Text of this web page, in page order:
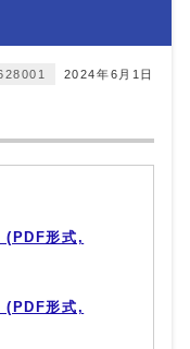
2024年6月1日
(PDF形式,
(PDF形式,